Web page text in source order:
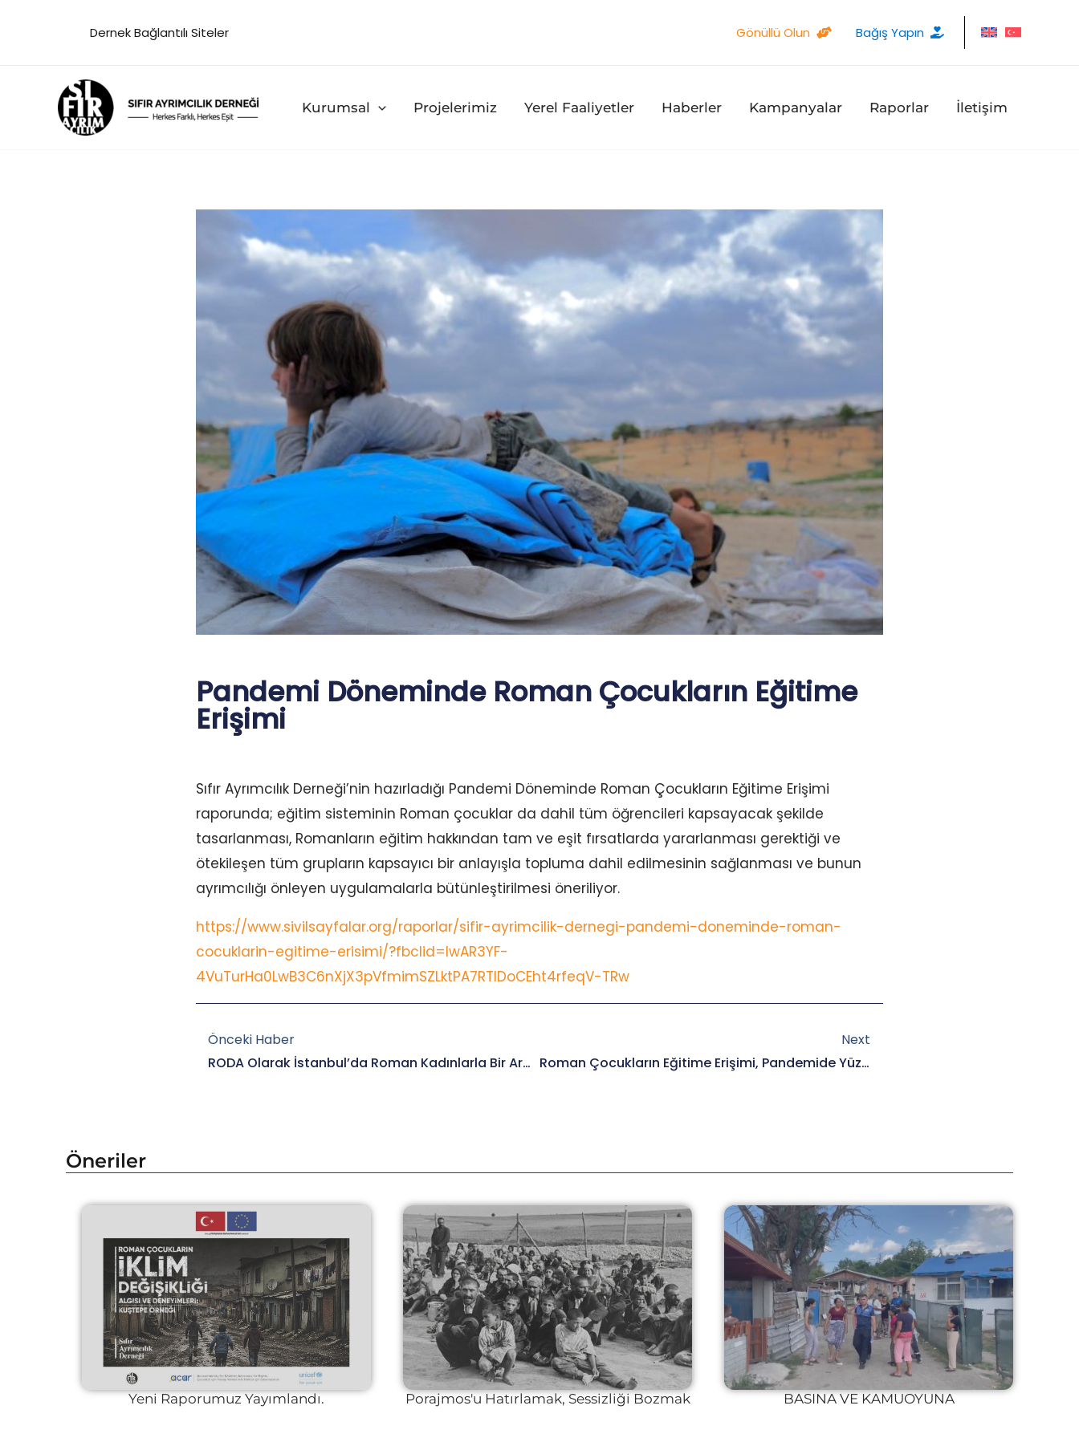
Dernek Bağlantılı Siteler Gönüllü Olun Bağış Yapın
Kurumsal Projelerimiz Yerel Faaliyetler Haberler Kampanyalar Raporlar İletişim
Pandemi Döneminde Roman Çocukların Eğitime
Erişimi
Sıfır Ayrımcılık Derneği’nin hazırladığı Pandemi Döneminde Roman Çocukların Eğitime Erişimi
raporunda; eğitim sisteminin Roman çocuklar da dahil tüm öğrencileri kapsayacak şekilde
tasarlanması, Romanların eğitim hakkından tam ve eşit fırsatlarda yararlanması gerektiği ve
ötekileşen tüm grupların kapsayıcı bir anlayışla topluma dahil edilmesinin sağlanması ve bunun
ayrımcılığı önleyen uygulamalarla bütünleştirilmesi öneriliyor.
https://www.sivilsayfalar.org/raporlar/sifir-ayrimcilik-dernegi-pandemi-doneminde-roman-
cocuklarin-egitime-erisimi/?fbclid=IwAR3YF-
4VuTurHa0LwB3C6nXjX3pVfmimSZLktPA7RTlDoCEht4rfeqV-TRw
Önceki Haber
RODA Olarak İstanbul’da Roman Kadınlarla Bir Aradayız.
Next
Roman Çocukların Eğitime Erişimi, Pandemide Yüzde 2’lere Kadar Düştü: “Çocuklar Hayal Kurmayı Bırakmışlar”
Öneriler
Yeni Raporumuz Yayımlandı. Porajmos'u Hatırlamak, Sessizliği Bozmak BASINA VE KAMUOYUNA